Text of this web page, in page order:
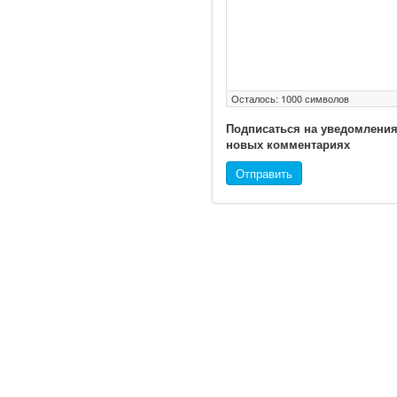
Осталось: 1000символов
Подписаться на
новых комментариях
Отправить